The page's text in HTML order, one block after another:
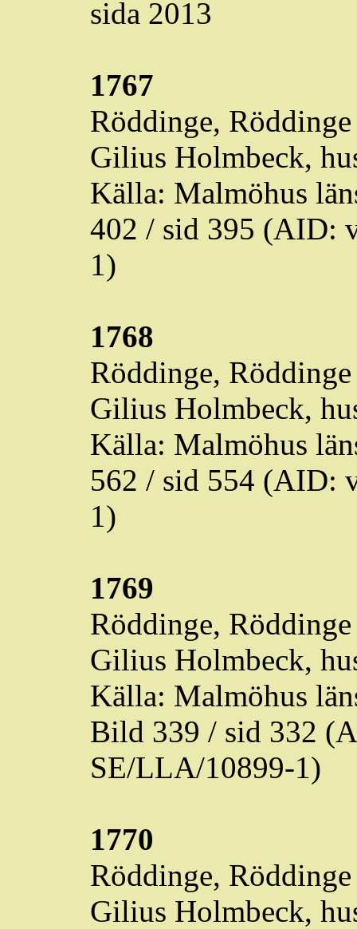
sida 2013
1767
Röddinge, Röddinge
Gilius Holmbeck,
Källa: Malmöhus
402 / sid 395 (AID:
1)
1768
Röddinge, Röddinge
Gilius Holmbeck,
Källa: Malmöhus
562 / sid 554 (AID:
1)
1769
Röddinge, Röddinge
Gilius Holmbeck,
Källa: Malmöhus
Bild 339 / sid 332
SE/LLA/10899-1)
1770
Röddinge, Röddinge
Gilius Holmbeck,